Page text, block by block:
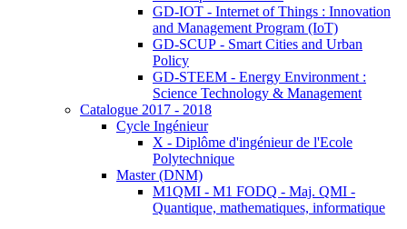
GD-IOT - Internet of Things : Innovation
and Management Program (IoT)
GD-SCUP - Smart Cities and Urban
Policy
GD-STEEM - Energy Environment :
Science Technology & Management
Catalogue 2017 - 2018
Cycle Ingénieur
X - Diplôme d'ingénieur de l'Ecole
Polytechnique
Master (DNM)
M1QMI - M1 FODQ - Maj. QMI -
Quantique, mathematiques, informatique